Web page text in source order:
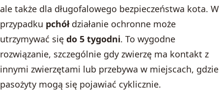
ale także dla długofalowego bezpieczeństwa kota. W
przypadku pchółdziałanie ochronne może
utrzymywać się do 5 tygodni. To wygodne
rozwiązanie, szczególnie gdy zwierzę ma kontakt z
innymi zwierzętami lub przebywa w miejscach, gdzie
pasożyty mogą się pojawiać cyklicznie.